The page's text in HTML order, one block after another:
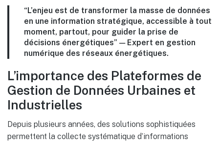
“L’enjeu est de transformer la masse de données
en une information stratégique, accessible à tout
moment, partout, pour guider la prise de
décisions énergétiques” — Expert en gestion
numérique des réseaux énergétiques.
L’importance des Plateformes de
Gestion de Données Urbaines et
Industrielles
Depuis plusieurs années, des solutions sophistiquées
permettent la collecte systématique d’informations